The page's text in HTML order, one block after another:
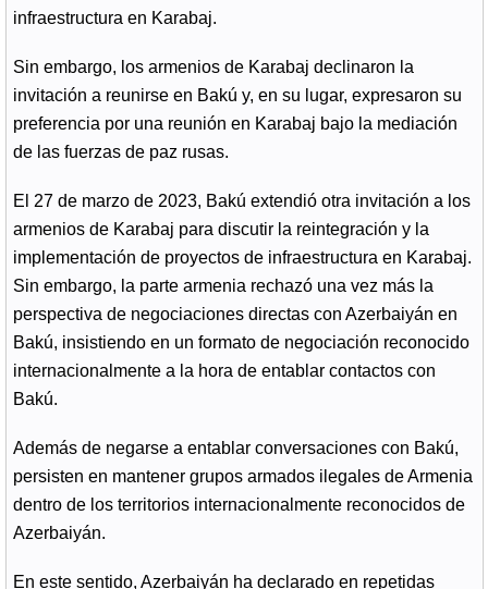
infraestructura en Karabaj.
Sin embargo, los armenios de Karabaj declinaron la
invitación a reunirse en Bakú y, en su lugar, expresaron su
preferencia por una reunión en Karabaj bajo la mediación
de las fuerzas de paz rusas.
El 27 de marzo de 2023, Bakú extendió otra invitación a los
armenios de Karabaj para discutir la reintegración y la
implementación de proyectos de infraestructura en Karabaj.
Sin embargo, la parte armenia rechazó una vez más la
perspectiva de negociaciones directas con Azerbaiyán en
Bakú, insistiendo en un formato de negociación reconocido
internacionalmente a la hora de entablar contactos con
Bakú.
Además de negarse a entablar conversaciones con Bakú,
persisten en mantener grupos armados ilegales de Armenia
dentro de los territorios internacionalmente reconocidos de
Azerbaiyán.
En este sentido, Azerbaiyán ha declarado en repetidas